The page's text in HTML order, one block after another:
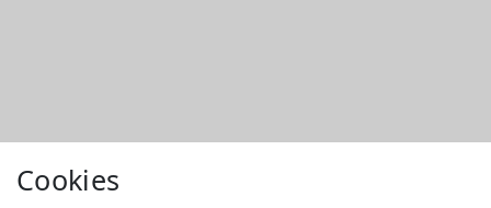
Cookies